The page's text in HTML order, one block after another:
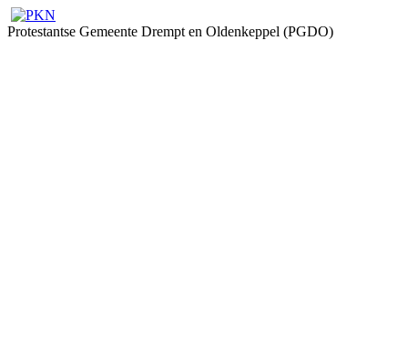
Protestantse Gemeente Drempt en Oldenkeppel (PGDO)